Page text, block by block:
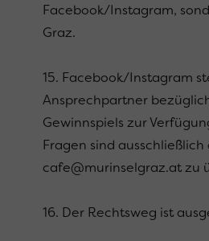
Facebook/Instagram,
Graz.
15. Facebook/Instagram
Ansprechpartner
Gewinnspiels zur
Fragen sind ausschließlich
cafe@murinselgraz.at zu
16. Der Rechtsweg ist